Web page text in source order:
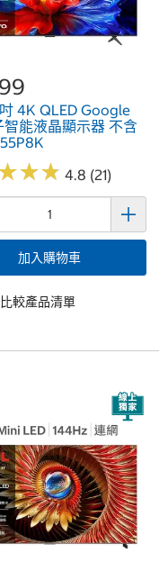
4K QLED Google
智能液晶顯示器 不含
★★
★★ 4.8 (21)
加入購物車
較產品清單